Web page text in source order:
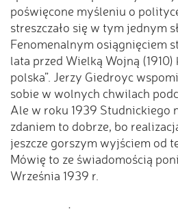
poświęcone myśleniu o
streszczało się w tym jednym
Fenomenalnym osiągnięciem
lata przed Wielką Wojną (1910)
polska”. Jerzy Giedroyc
sobie w wolnych chwilach
Ale w roku 1939 Studnickiego
zdaniem to dobrze, bo
jeszcze gorszym wyjściem od
Mówię to ze świadomością
Września 1939 r.